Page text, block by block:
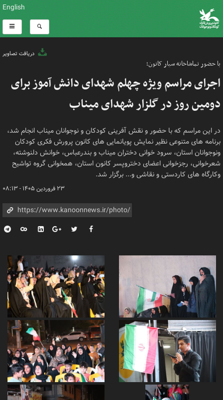
English
دریافت تصاویر
با حضور تماشاخانه سیار کانون؛
اجرای مراسم ویژه چهلم شهدای دانش آموز برای
دومین روز در گلزار شهدای میناب
در این مراسم که با حضور و نقش آفرینی کودکان و نوجوانان میناب انجام شد،
برنامه های متنوعی نظیر نمایش پویانمایی های کانون پرورش فکری کودکان
ونوجوانان استان، سرود خوانی دختران میناب و بندرعباس، خوانش دلنوشته،
شعرخوانی، رجزخوانی اعضای دختروپسر کانون استان، همخوانی گروه تواشیح
وکارگاه های کاردستی و نقاشی و... برگزار شد.
۲۳ فروردین ۱۴۰۵ - ۰۸:۱۳